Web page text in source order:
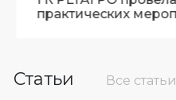
практических
Статьи Все статьи